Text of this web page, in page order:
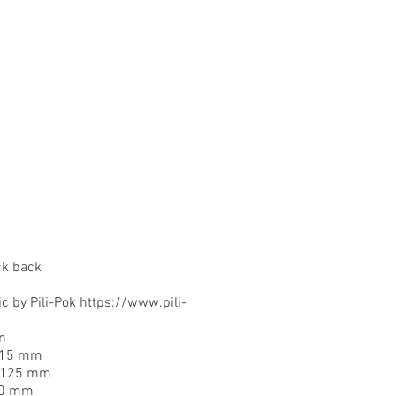
back
by Pili-Pok https://www.pili-
mm
mm
mm